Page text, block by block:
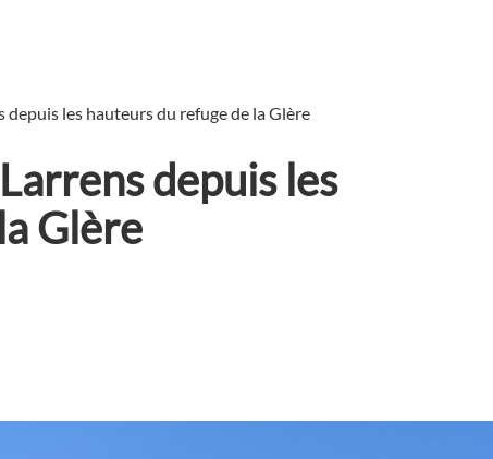
depuis les hauteurs du refuge de la Glère
depuis les
Glère